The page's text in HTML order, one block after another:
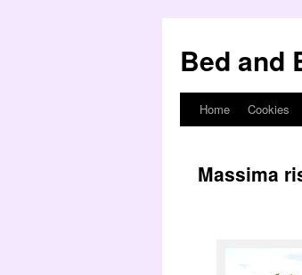
Bed and
Vai
contenuto
Home Cookies
Massima